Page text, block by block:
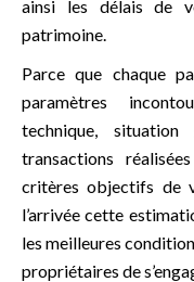
ainsi les délais de
patrimoine.
Parce que chaque
paramètres
technique, situation
transactions
critères objectifs de
l’arrivée cette
les meilleures
propriétaires de